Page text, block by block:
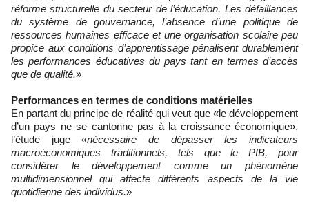
réforme structurelle du secteur de l’éducation. Les défaillances
du système de gouvernance, l’absence d’une politique de
ressources humaines efficace et une organisation scolaire peu
propice aux conditions d’apprentissage pénalisent durablement
les performances éducatives du pays tant en termes d’accès
que de qualité.»
Performances en termes de conditions matérielles
En partant du principe de réalité qui veut que «le développement
d’un pays ne se cantonne pas à la croissance économique»,
l’étude juge «nécessaire de dépasser les indicateurs
macroéconomiques traditionnels, tels que le PIB, pour
considérer le développement comme un phénomène
multidimensionnel qui affecte différents aspects de la vie
quotidienne des individus.»